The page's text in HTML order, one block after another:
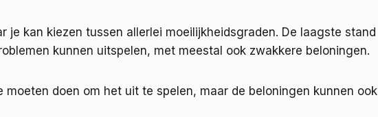
je kan kiezen tussen allerlei moeilijkheidsgraden. De laagste stand
kunnen uitspelen, met meestal ook zwakkere beloningen.
moeten doen om het uit te spelen, maar de beloningen kunnen ook